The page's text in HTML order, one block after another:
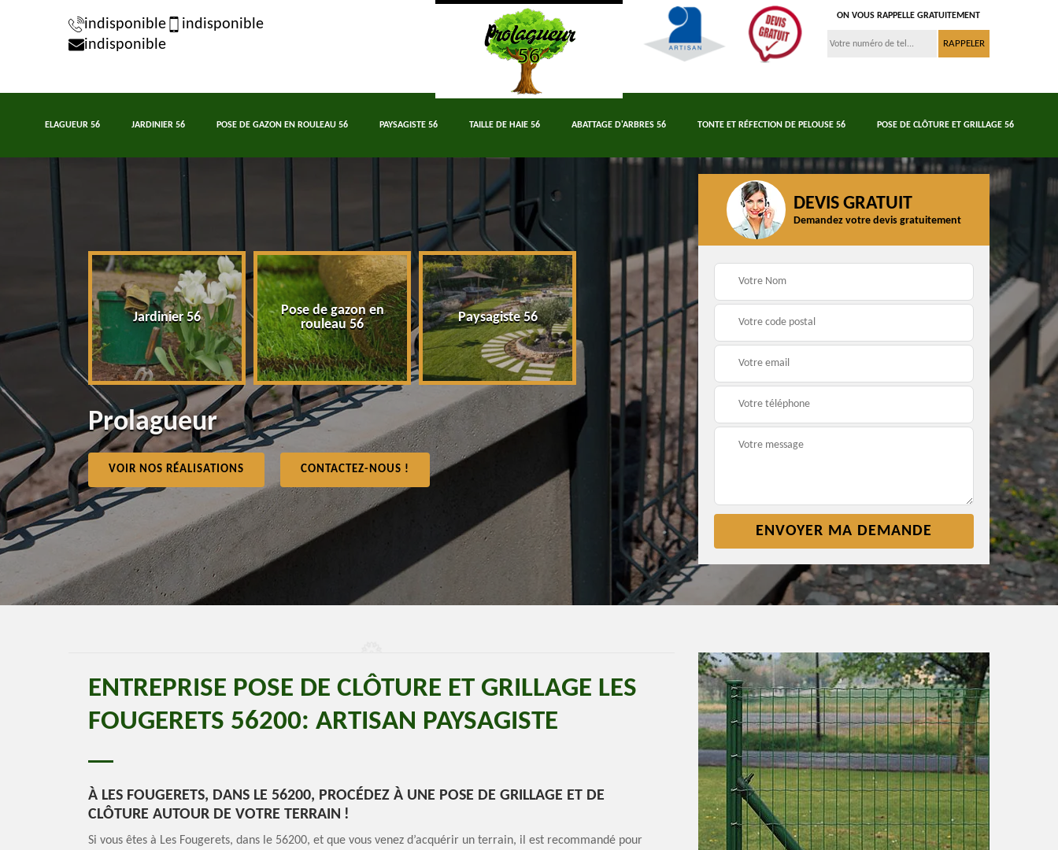
indisponible
indisponible
indisponible
ON VOUS RAPPELLE GRATUITEMENT
ELAGUEUR 56 JARDINIER 56 POSE DE GAZON EN ROULEAU 56 PAYSAGISTE 56 TAILLE DE HAIE 56 ABATTAGE D'ARBRES 56 TONTE ET RÉFECTION DE PELOUSE 56 POSE DE CLÔTURE ET GRILLAGE 56
Jardinier 56
Pose de gazon en
rouleau 56
Paysagiste 56 Taille de haie 56 Abattage d'arbres 56
Tonte et réfection de
pelouse 56
Prolagueur
VOIR NOS RÉALISATIONS CONTACTEZ-NOUS !
DEVIS GRATUIT
Demandez votre devis gratuitement
ENTREPRISE POSE DE CLÔTURE ET GRILLAGE LES
FOUGERETS 56200: ARTISAN PAYSAGISTE
À LES FOUGERETS, DANS LE 56200, PROCÉDEZ À UNE POSE DE GRILLAGE ET DE
CLÔTURE AUTOUR DE VOTRE TERRAIN !
Si vous êtes à Les Fougerets, dans le 56200, et que vous venez d’acquérir un terrain, il est recommandé pour